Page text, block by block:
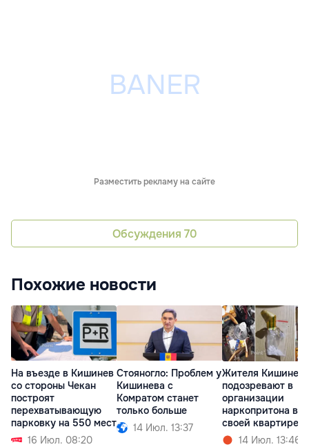
Разместить рекламу на сайте
Обсуждения 70
Похожие новости
На въезде в Кишинев
со стороны Чекан
построят
перехватывающую
парковку на 550 мест
16 Июл. 08:20
Стояногло: Проблем у
Кишинева с
Комратом станет
только больше
14 Июл. 13:37
Жителя Кишинева
подозревают в
организации
наркопритона в
своей квартире
14 Июл. 13:46